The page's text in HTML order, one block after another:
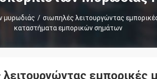
μυρωδιάς / σιωπηλές λειτουργώντας
καταστήματα εμπορικών σημάτων
εμπορικές